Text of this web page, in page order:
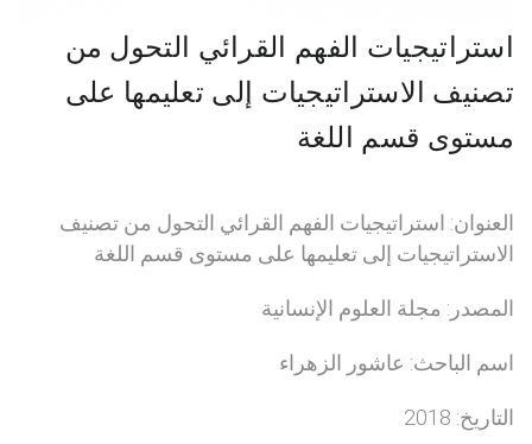
استراتيجيات الفهم القرائي التحول من
تصنيف الاستراتيجيات إلى تعليمها على
مستوى قسم اللغة
العنوان: استراتيجيات الفهم القرائي التحول من تصنيف
الاستراتيجيات إلى تعليمها على مستوى قسم اللغة
المصدر: مجلة العلوم الإنسانية
اسم الباحث: عاشور الزهراء
التاريخ: 2018